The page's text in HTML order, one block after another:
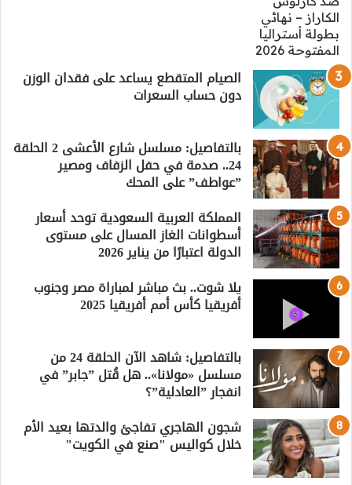
الصيام المتقطع يساعد على فقدان الوزن
دون حساب السعرات
بالتفاصيل: مسلسل شارع الأعشى 2 الحلقة
24.. صدمة في حفل الزفاف ومصير
”عواطف” على المحك
المملكة العربية السعودية توحد أسعار
أسطوانات الغاز المسال على مستوى
الدولة اعتبارًا من يناير 2026
يلا شوت.. بث مباشر لمباراة مصر وجنوب
أفريقيا كأس أمم أفريقيا 2025
بالتفاصيل: شاهد الآن الحلقة 24 من
مسلسل «مولانا».. هل قُتل ”جابر” في
انفجار ”العادلية”؟
شجون الهاجري تفاجئ والدتها بعيد الأم
خلال كواليس "صنع في الكويت"